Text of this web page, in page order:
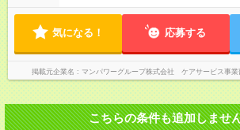
気になる！ 応募する
掲載元企業名 マンパワーグループ株式会社 ケアサービス事
こちらの条件も追加しませ